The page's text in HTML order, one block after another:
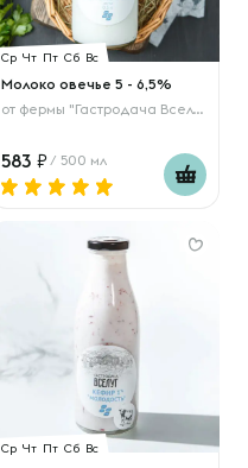
Ср Чт Пт Сб Вс
Молоко овечье 5 - 6,5%
от фермы "Гастродача Вселуг"
583 / 500 мл
Ср Чт Пт Сб Вс